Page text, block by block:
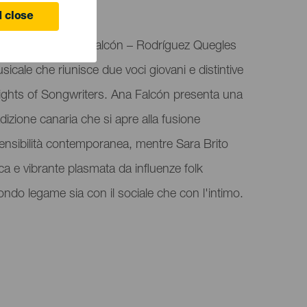
close
Brito | Ana Falcón – Rodríguez Quegles
che riunisce due voci giovani e distintive
of Songwriters. Ana Falcón presenta una
canaria che si apre alla fusione
contemporanea, mentre Sara Brito
e vibrante plasmata da influenze folk
legame sia con il sociale che con l'intimo.